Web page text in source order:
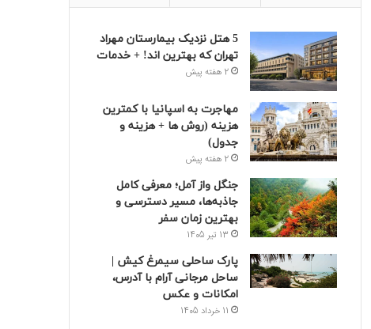
5 هتل نزدیک بیمارستان مهراد
تهران که بهترین‌ اند! + خدمات
2 هفته پیش
مهاجرت به اسپانیا با کمترین
هزینه (روش ها + هزینه و
جدول)
2 هفته پیش
جنگل واز آمل؛ معرفی کامل
جاذبه‌ها، مسیر دسترسی و
بهترین زمان سفر
13 تیر 1405
پارک ساحلی سیمرغ کیش |
ساحل مرجانی آرام با آدرس،
امکانات و عکس
11 خرداد 1405